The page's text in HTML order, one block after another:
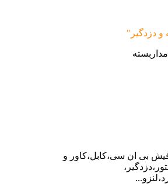
و دزدگیر"
بی ان سی،کابل،کاور و